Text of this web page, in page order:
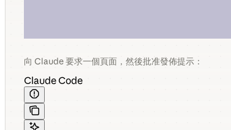
向 Claude 要求一個頁面，然後批准發佈提示：
Claude Code